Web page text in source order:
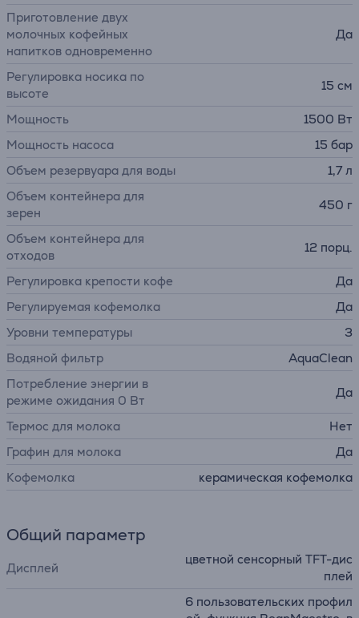
Приготовление двух
молочных кофейных
напитков одновременно
Да
Регулировка носика по
высоте
15 см
Мощность
1500 Вт
Мощность насоса
15 бар
Объем резервуара для воды
1,7 л
Объем контейнера для
зерен
450 г
Объем контейнера для
отходов
12 порц.
Регулировка крепости кофе
Да
Регулируемая кофемолка
Да
Уровни температуры
3
Водяной фильтр
AquaClean
Потребление энергии в
режиме ожидания 0 Вт
Да
Термос для молока
Нет
Графин для молока
Да
Кофемолка
керамическая кофемолка
Общий параметр
Дисплей
цветной сенсорный TFT-дис
плей
6 пользовательских профил